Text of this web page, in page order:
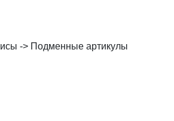
-> Подменные артикулы